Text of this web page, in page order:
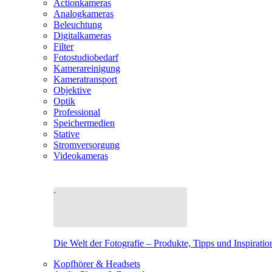
Actionkameras
Analogkameras
Beleuchtung
Digitalkameras
Filter
Fotostudiobedarf
Kamerareinigung
Kameratransport
Objektive
Optik
Professional
Speichermedien
Stative
Stromversorgung
Videokameras
Die Welt der Fotografie – Produkte, Tipps und
Kopfhörer & Headsets